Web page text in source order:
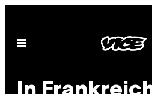
content
Open
In